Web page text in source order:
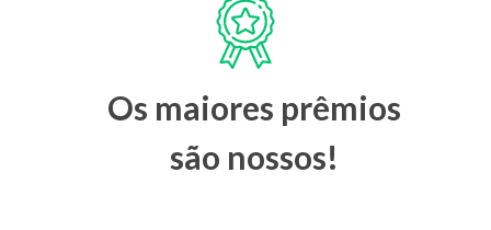
Os maiores prêmios
são nossos!